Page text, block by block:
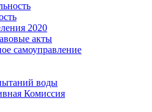
2020
акты
самоуправление
воды
Комиссия